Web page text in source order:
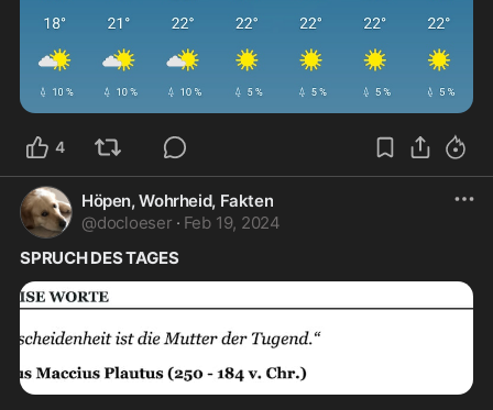
4
Höpen, Wohrheid, Fakten
@docloeser · Feb 19, 2024
SPRUCH DES TAGES